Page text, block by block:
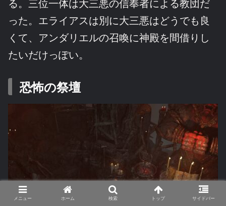
った。エライアスは別に大三悪はどうでも良
くて、アンダリエルの召喚に神殿を間借りし
たいだけっぽい。
恐怖の祭壇
メニュー ホーム 検索 トップ サイドバー